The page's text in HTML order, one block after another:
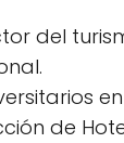
del
de